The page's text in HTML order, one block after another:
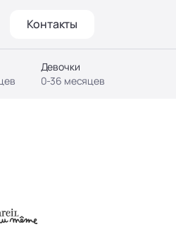
Девочки
0-36 месяцев
Контакты